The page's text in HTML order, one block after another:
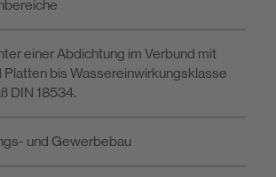
einer Abdichtung im Verbund mit
Platten bis Wassereinwirkungsklasse
DIN 18534.
und Gewerbebau